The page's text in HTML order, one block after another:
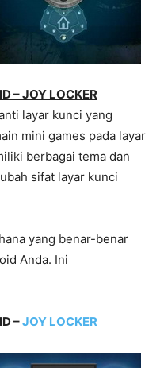
– JOY LOCKER
layar kunci yang
mini games pada layar
berbagai tema dan
sifat layar kunci
yang benar-benar
Anda. Ini
–JOY LOCKER